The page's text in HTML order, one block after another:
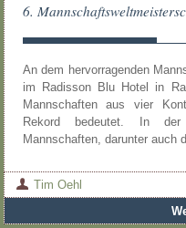
6.
An dem hervorragenden
im Radisson Blu Hotel in
Mannschaften aus vier
Rekord bedeutet. In
Mannschaften, darunter auch
Tim Oehl